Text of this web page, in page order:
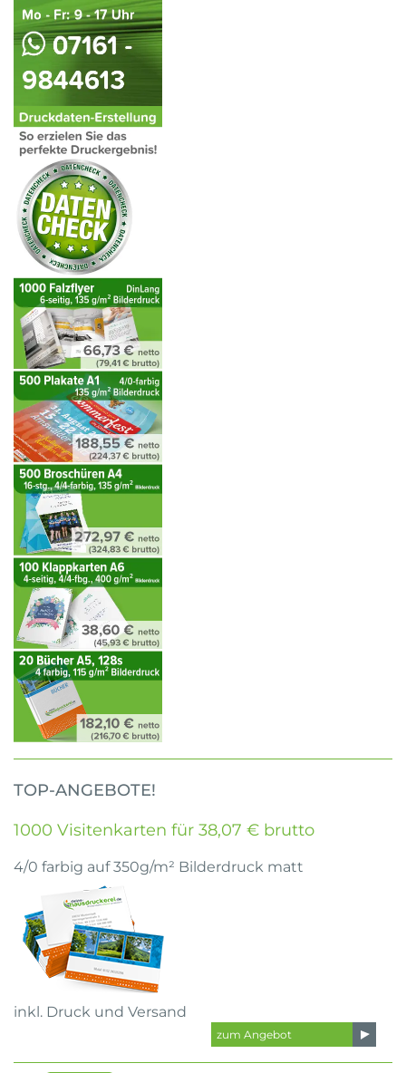
TOP-ANGEBOTE!
1000 Visitenkarten für 38,07 € brutto
4/0 farbig auf 350g/m² Bilderdruck matt
inkl. Druck und Versand
zum Angebot